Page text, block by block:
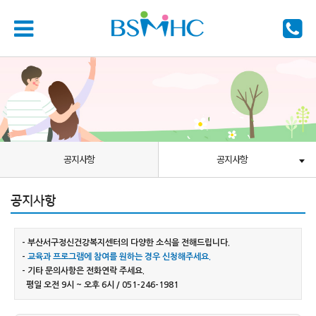
공지사항 공지사항
공지사항
- 부산서구정신건강복지센터의 다양한 소식을 전해드립니다.
- 교육과 프로그램에 참여를 원하는 경우 신청해주세요.
- 기타 문의사항은 전화연락 주세요.
평일 오전 9시 ~ 오후 6시 / 051-246-1981